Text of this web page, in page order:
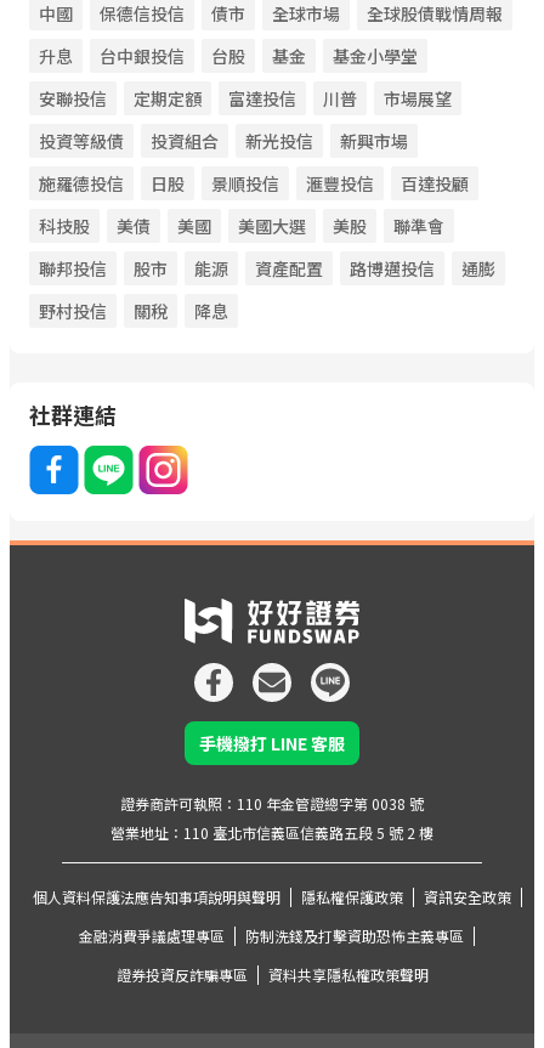
中國
保德信投信 債市 全球市場
全球股債戰情周報
升息
台中銀投信 台股 基金
基金小學堂
安聯投信
定期定額 富達投信 川普
市場展望
投資等級債
投資組合 新光投信
新興市場
施羅德投信
日股 景順投信 滙豐投信
百達投顧
科技股
美債 美國 美國大選 美股
聯準會
聯邦投信
股市 能源 資產配置 路博邁投信
通膨
野村投信
關稅 降息
社群連結
手機撥打 LINE 客服
證券商許可執照：110 年金管證總字第 0038 號
個人資料保護法應告知事項說明與聲明 隱私權保護政策
資訊安全政策
金融消費爭議處理專區
防制洗錢及打擊資助恐怖主義專區
證券投資反詐騙專區
資料共享隱私權政策聲明
營業地址：110 臺北市信義區信義路五段 5 號 2 樓